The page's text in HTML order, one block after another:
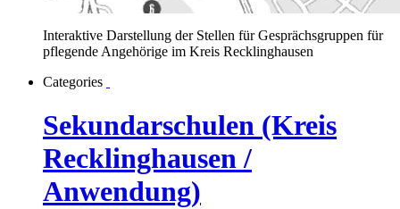
Interaktive Darstellung der Stellen für Gesprächsgruppen für
pflegende Angehörige im Kreis Recklinghausen
Categories
Sekundarschulen (Kreis
Recklinghausen /
Anwendung)